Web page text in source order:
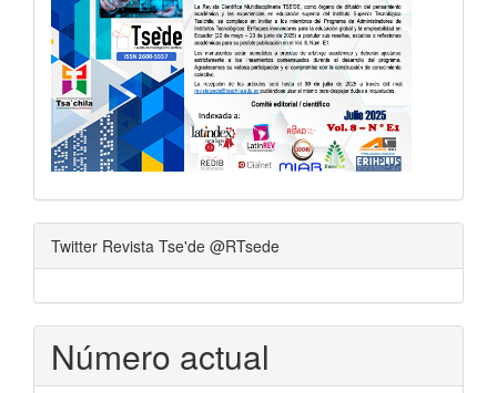
Twitter Revista Tse'de @RTsede
Número actual